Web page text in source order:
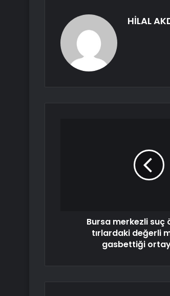
HİLAL
Bursa merkezli suç
tırlardaki değerli
gasbettiği